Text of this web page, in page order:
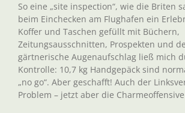
So eine „site inspection“, wie die Briten
beim Einchecken am Flughafen ein
Koffer und Taschen gefüllt mit Büchern,
Zeitungsausschnitten, Prospekten und
gärtnerische Augenaufschlag ließ mich
Kontrolle: 10,7 kg Handgepäck sind
„no go“. Aber geschafft! Auch der
Problem – jetzt aber die